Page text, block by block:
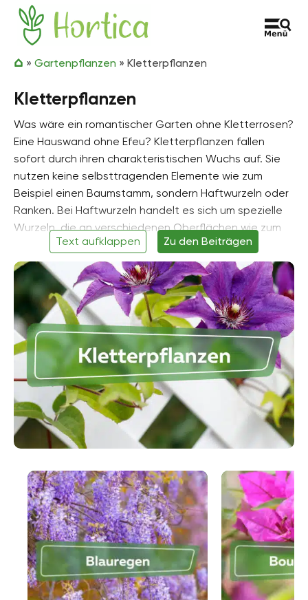
Zum Inhalt springen
Hortica
» Gartenpflanzen » Kletterpflanzen
Kletterpflanzen
Was wäre ein romantischer Garten ohne Kletterrosen?
Eine Hauswand ohne Efeu? Kletterpflanzen fallen
sofort durch ihren charakteristischen Wuchs auf. Sie
nutzen keine selbsttragenden Elemente wie zum
Beispiel einen Baumstamm, sondern Haftwurzeln oder
Ranken. Bei Haftwurzeln handelt es sich um spezielle
Wurzeln, die an verschiedenen Oberflächen wie zum
Beispiel Hauswänden, Mauern oder anderen Pflanzen
haften können. Typische Beispiele für Kletterpflanzen,
die Haftwurzeln nutzen, sind Efeu (bot. Hedera helix)
oder die Kriechspindel (bot. Euonymus fortunei).
Kletterpflanzen, die Ranken verwenden, sind zum
Beispiel Weinreben (bot. Vitis vinifera), Brombeeren
(bot. Rubus sectio Rubus) oder Blauregen (bot.
Wisteria). Viele Rosen gehören ebenfalls dazu. Sie
benötigen im Garten Klettergerüste wie Spaliere, an
denen sie sich festhalten können. Wenn Sie
Kletterpflanzen halten wollen, gelingt das sogar im
Kübel. Dabei müssen Sie jedoch den Schnitt im Auge
behalten, da Ihnen Kletterpflanzen schnell über den
Kopf wachsen und irreparable Schäden an Strukturen
oder der Pflanze selbst entstehen lassen können.
Text aufklappen Zu den Beiträgen